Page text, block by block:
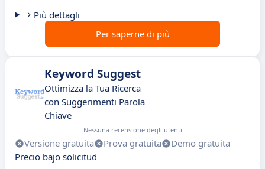
Più dettagli
Per saperne di più
Keyword Suggest
Ottimizza la Tua Ricerca
con Suggerimenti Parola
Chiave
Nessuna recensione degli utenti
Versione gratuita Prova gratuita
Demo gratuita
Precio bajo solicitud